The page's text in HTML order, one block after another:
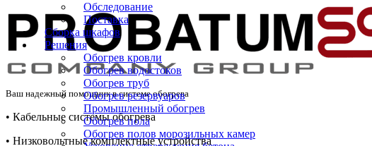
Ваш надежный помощник в системе обогрева
• Кабельные системы обогрева
• Низковольтные комплектные устройства
Обследование
Поставка
Сборка шкафов
Решения
Обогрев кровли
Обогрев водостоков
Обогрев труб
Обогрев резервуаров
Промышленный обогрев
Обогрев пола
Обогрев полов морозильных камер